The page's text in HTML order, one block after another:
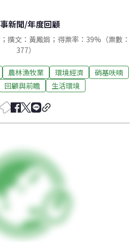
新聞/年度回顧
撰文：黃鳳娟；得票率：39%（票數：
377）
農林漁牧業 環境經濟
硝基呋喃
回顧與前瞻 生活環境